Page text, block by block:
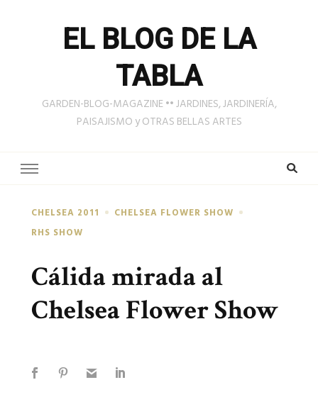
EL BLOG DE LA
TABLA
GARDEN-BLOG-MAGAZINE •• JARDINES, JARDINERÍA,
PAISAJISMO y OTRAS BELLAS ARTES
CHELSEA 2011
CHELSEA FLOWER SHOW
RHS SHOW
Cálida mirada al
Chelsea Flower Show